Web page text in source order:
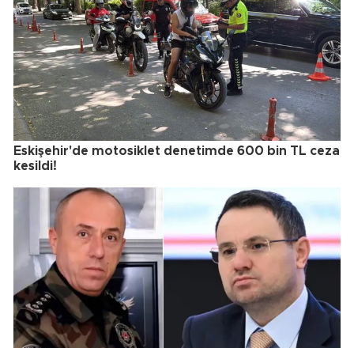
Eskişehir'de motosiklet denetimde 600 bin TL ceza
kesildi!